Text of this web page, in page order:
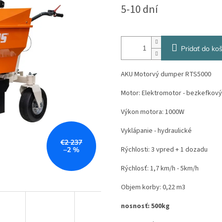
€2 237
–2 %
cena:
5-10 dní
Pridať do
AKU Motorvý dumper RTS5000
Motor: Elektromotor - bezkefkový
Výkon motora: 1000W
Vyklápanie - hydraulické
Rýchlosti: 3 vpred + 1 dozadu
Rýchlosť: 1,7 km/h - 5km/h
Objem korby: 0,22 m3
nosnosť: 500kg